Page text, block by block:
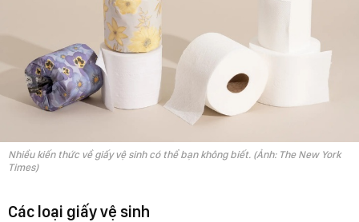
Nhiều kiến thức về giấy vệ sinh có thể bạn không biết. (Ảnh: The New York
Times)
Các loại giấy vệ sinh